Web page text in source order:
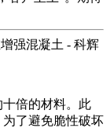
强混凝土 - 科辉
倍的材料。此
了避免脆性破坏